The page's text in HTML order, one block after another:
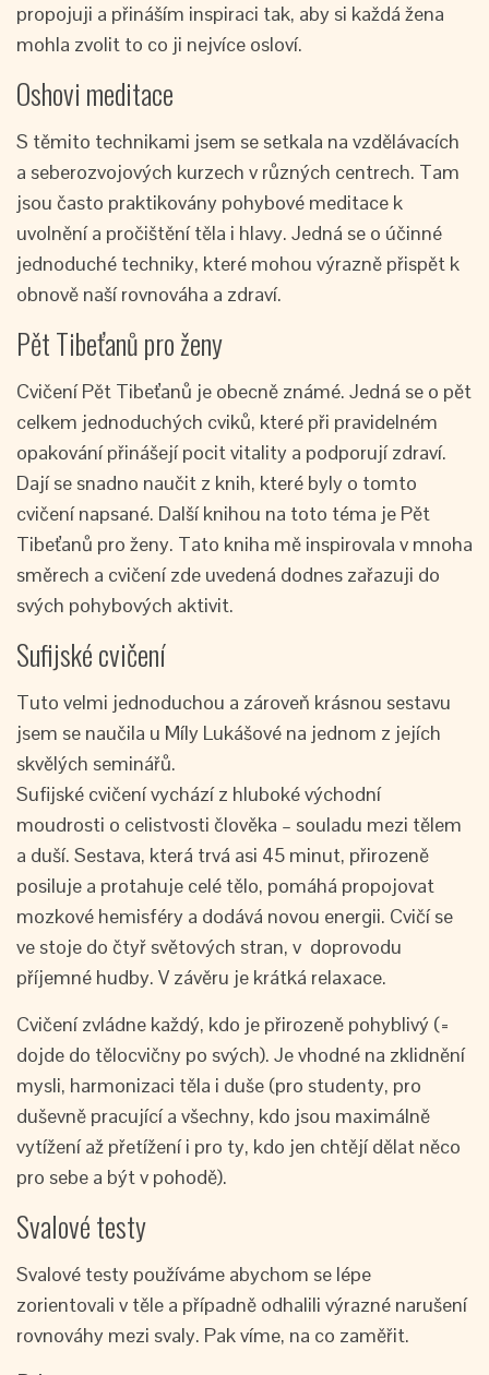
propojuji a přináším inspiraci tak, aby si každá žena
mohla zvolit to co ji nejvíce osloví.
Oshovi meditace
S těmito technikami jsem se setkala na vzdělávacích
a seberozvojových kurzech v různých centrech. Tam
jsou často praktikovány pohybové meditace k
uvolnění a pročištění těla i hlavy. Jedná se o účinné
jednoduché techniky, které mohou výrazně přispět k
obnově naší rovnováha a zdraví.
Pět Tibeťanů pro ženy
Cvičení Pět Tibeťanů je obecně známé. Jedná se o pět
celkem jednoduchých cviků, které při pravidelném
opakování přinášejí pocit vitality a podporují zdraví.
Dají se snadno naučit z knih, které byly o tomto
cvičení napsané. Další knihou na toto téma je Pět
Tibeťanů pro ženy. Tato kniha mě inspirovala v mnoha
směrech a cvičení zde uvedená dodnes zařazuji do
svých pohybových aktivit.
Sufijské cvičení
Tuto velmi jednoduchou a zároveň krásnou sestavu
jsem se naučila u Míly Lukášové na jednom z jejích
skvělých seminářů.
Sufijské cvičení vychází z hluboké východní
moudrosti o celistvosti člověka – souladu mezi tělem
a duší. Sestava, která trvá asi 45 minut, přirozeně
posiluje a protahuje celé tělo, pomáhá propojovat
mozkové hemisféry a dodává novou energii. Cvičí se
ve stoje do čtyř světových stran, v doprovodu
příjemné hudby. V závěru je krátká relaxace.
Cvičení zvládne každý, kdo je přirozeně pohyblivý (=
dojde do tělocvičny po svých). Je vhodné na zklidnění
mysli, harmonizaci těla i duše (pro studenty, pro
duševně pracující a všechny, kdo jsou maximálně
vytížení až přetížení i pro ty, kdo jen chtějí dělat něco
pro sebe a být v pohodě).
Svalové testy
Svalové testy používáme abychom se lépe
zorientovali v těle a případně odhalili výrazné narušení
rovnováhy mezi svaly. Pak víme, na co zaměřit.